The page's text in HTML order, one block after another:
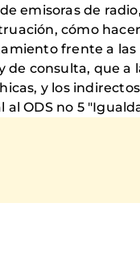
emisoras de
cómo
frente a
consulta, que
y los
ODS no 5